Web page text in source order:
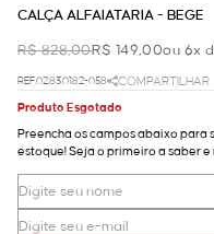
CALÇA ALFAIATARIA - BEGE
R$ 828,00R$ 149,00ou 6x
REF.02.83.0182-058
COMPARTILHAR
Produto Esgotado
Preencha os campos abaixo para
estoque! Seja o primeiro a saber